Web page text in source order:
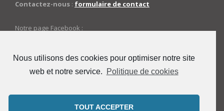
Nous utilisons des cookies pour optimiser notre site
web et notre service.
Politique de cookies
TOUT ACCEPTER
Contactez-nous : formulaire de contact
Notre page Facebook :
ACCES ADMINISTRATEURS